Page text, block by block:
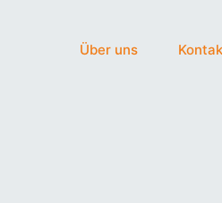
Über uns